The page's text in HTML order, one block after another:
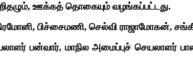
ஊக்கத் தொகையும் வழங்கப்பட்டது.
பிச்சைமணி, செல்வி
பன்வார், மாநில அமைப்புச் செயலாளர்